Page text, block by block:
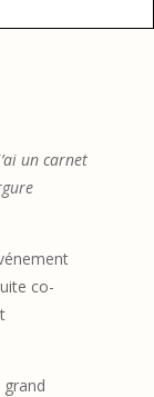
un carnet
co-